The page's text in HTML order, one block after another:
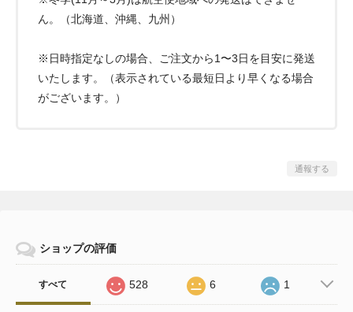
ん。（北海道、沖縄、九州）
※日時指定なしの場合、ご注文から1〜3日を目安に発送
いたします。（表示されている最短日より早くなる場合
がございます。）
通報する
ショップの評価
すべて 528 6 1